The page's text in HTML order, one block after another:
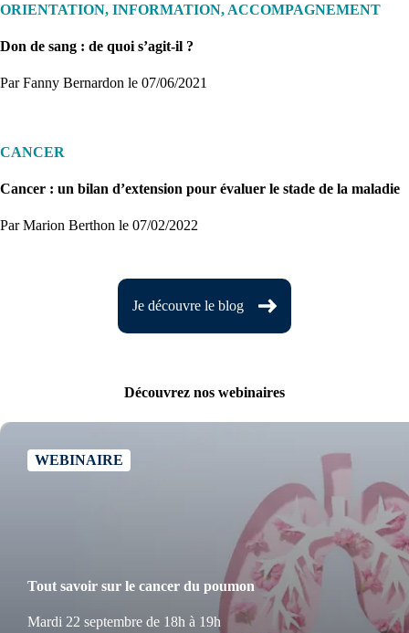
ORIENTATION, INFORMATION, ACCOMPAGNEMENT
Don de sang : de quoi s’agit-il ?
Par Fanny Bernardon le 07/06/2021
CANCER
Cancer : un bilan d’extension pour évaluer le stade de la maladie
Par Marion Berthon le 07/02/2022
Je découvre le blog
Découvrez nos webinaires
WEBINAIRE
Tout savoir sur le cancer du poumon
Mardi 22 septembre de 18h à 19h